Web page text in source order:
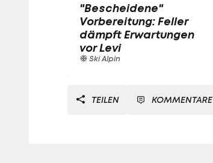
"Bescheidene"
Vorbereitung: Feller
dämpft Erwartungen
vor Levi
Ski Alpin
TEILEN KOMMENTARE